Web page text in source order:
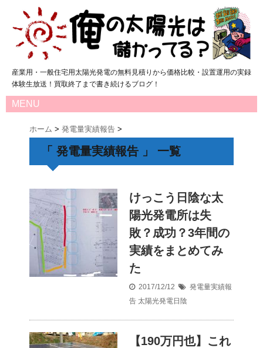
産業用・一般住宅用太陽光発電の無料見積りから価格比較・設置運用の実録
体験生放送！買取終了まで書き続けるブログ！
MENU
ホーム > 発電量実績報告 >
「 発電量実績報告 」 一覧
けっこう日陰な太
陽光発電所は失
敗？成功？3年間の
実績をまとめてみ
た
2017/12/12
発電量実績報
告 太陽光発電日陰
【190万円也】これ